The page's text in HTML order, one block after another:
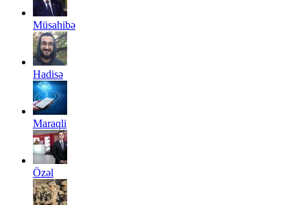
Müsahibə
Hadisə
Maraqli
Özəl